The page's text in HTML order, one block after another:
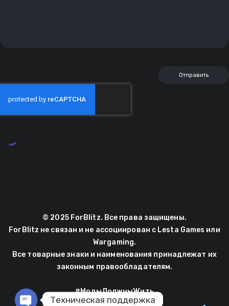
© 2025 ForBlitz. Все права защищены.
ForBlitz не связан и не ассоциирован с Lesta Games или
Wargaming.
Все товарные знаки и наименования принадлежат их
законным правообладателям.
#МодыДолжныЖить
Техническая поддержка